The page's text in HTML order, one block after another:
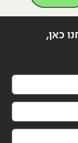
כאן,